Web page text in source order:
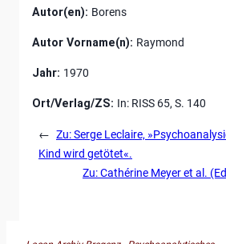
Autor(en): Borens
Autor Vorname(n): Raymond
Jahr: 1970
Ort/Verlag/ZS: In: RISS 65, S. 140
← Zu: Serge Leclaire,
Kind wird getötet«.
Zu: Cathérine Meyer et al.